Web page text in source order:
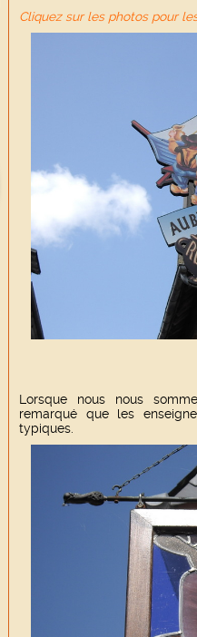
Cliquez sur les photos pour
Lorsque nous nous
remarqué que les
typiques.